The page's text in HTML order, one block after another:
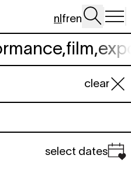
nlfren
,film,
clear
select dates